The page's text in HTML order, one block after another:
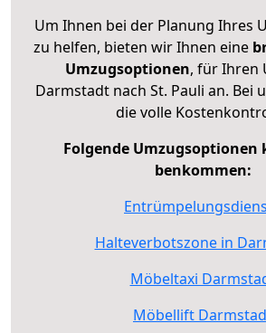
Um Ihnen bei der Planung Ihres
zu helfen, bieten wir Ihnen eine
Umzugsoptionen, für Ihren
Darmstadt nach St. Pauli an. Bei
die volle
Folgende Umzugsoptionen
benkommen:
Halteverbotszone in
Möbeltaxi
Möbellift